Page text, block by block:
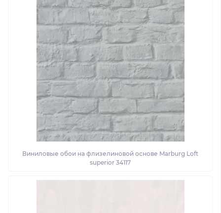
Виниловые обои на флизелиновой основе Marburg Loft
superior 34117